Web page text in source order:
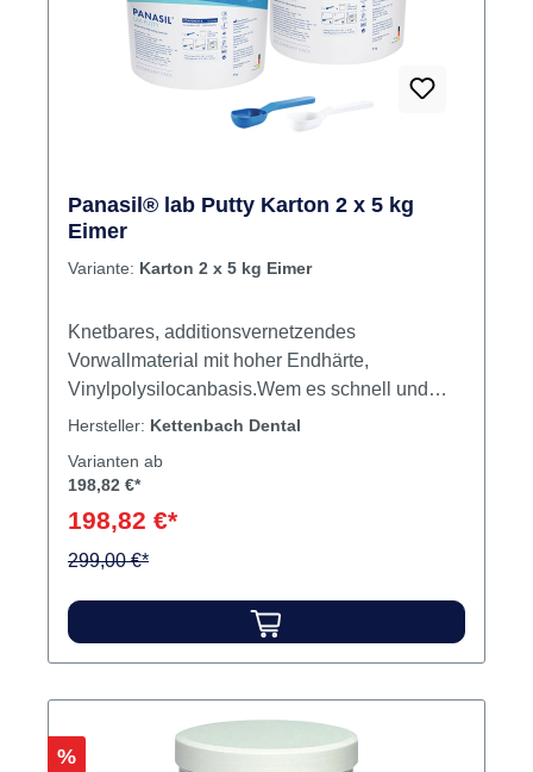
Panasil® lab Putty Karton 2 x 5 kg
Eimer
Variante: Karton 2 x 5 kg Eimer
Knetbares, additionsvernetzendes
Vorwallmaterial mit hoher Endhärte,
Vinylpolysilocanbasis.Wem es schnell und
präzise gehen muss; Panasil® Iab Putty bietet
Voraussetzungen für den Einsatz als Vorwall-
zahntechnische Arbeiten wie z. B.
Modellherstellung für Bruch- und
Aufwand durchführen.Das Material lässt sich
sauber, einfach dosieren und ist gut verträglich
Silikon ist Panasil® lab Putty dimensionsstabil.
Inhalt Silikon
Hersteller: Kettenbach Dental
Varianten ab
198,82 €*
198,82 €*
299,00 €*
Rabatt
%